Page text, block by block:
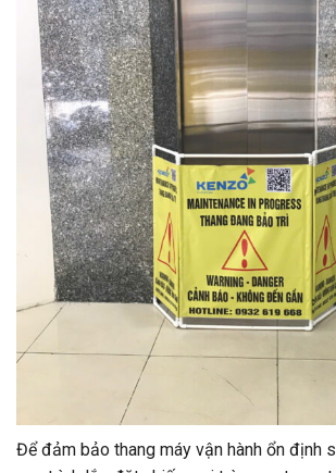
Để đảm bảo thang máy vận hành ổn định